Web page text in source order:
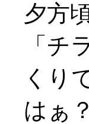
夕方
「チ
くり
はぁ